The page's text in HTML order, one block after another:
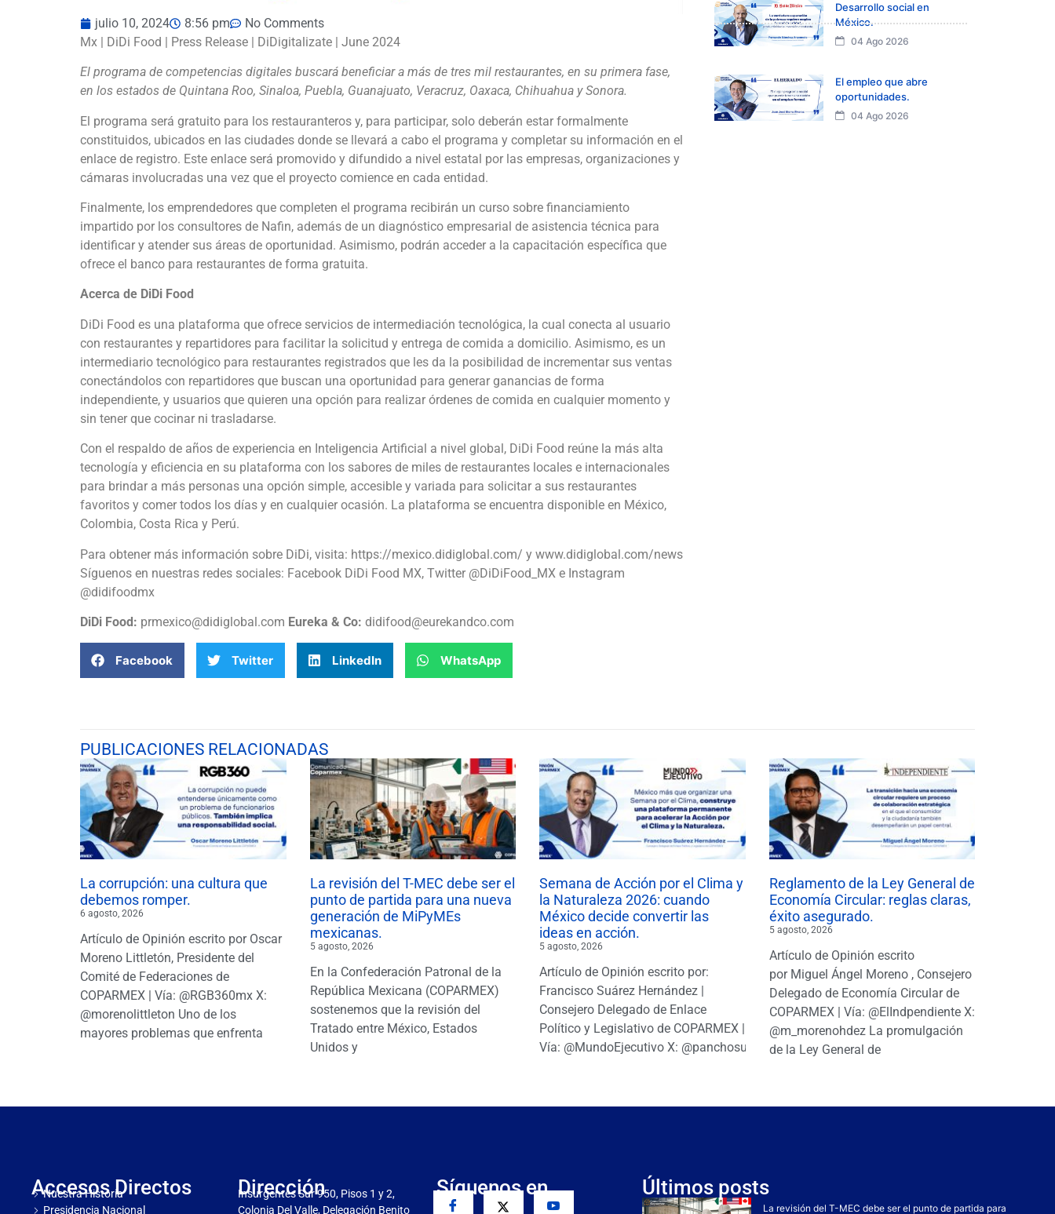
julio 10, 2024 8:56 pm
No Comments
Mx | DiDi Food | Press Release | DiDigitalizate | June 2024
El programa de competencias digitales buscará beneficiar a más de tres mil restaurantes, en su primera fase,
en los estados de Quintana Roo, Sinaloa, Puebla, Guanajuato, Veracruz, Oaxaca, Chihuahua y Sonora.
El programa será gratuito para los restauranteros y, para participar, solo deberán estar formalmente
constituidos, ubicados en las ciudades donde se llevará a cabo el programa y completar su información en el
enlace de registro. Este enlace será promovido y difundido a nivel estatal por las empresas, organizaciones y
cámaras involucradas una vez que el proyecto comience en cada entidad.
Finalmente, los emprendedores que completen el programa recibirán un curso sobre financiamiento
impartido por los consultores de Nafin, además de un diagnóstico empresarial de asistencia técnica para
identificar y atender sus áreas de oportunidad. Asimismo, podrán acceder a la capacitación específica que
ofrece el banco para restaurantes de forma gratuita.
Acerca de DiDi Food
DiDi Food es una plataforma que ofrece servicios de intermediación tecnológica, la cual conecta al usuario
con restaurantes y repartidores para facilitar la solicitud y entrega de comida a domicilio. Asimismo, es un
intermediario tecnológico para restaurantes registrados que les da la posibilidad de incrementar sus ventas
conectándolos con repartidores que buscan una oportunidad para generar ganancias de forma
independiente, y usuarios que quieren una opción para realizar órdenes de comida en cualquier momento y
sin tener que cocinar ni trasladarse.
Con el respaldo de años de experiencia en Inteligencia Artificial a nivel global, DiDi Food reúne la más alta
tecnología y eficiencia en su plataforma con los sabores de miles de restaurantes locales e internacionales
para brindar a más personas una opción simple, accesible y variada para solicitar a sus restaurantes
favoritos y comer todos los días y en cualquier ocasión. La plataforma se encuentra disponible en México,
Colombia, Costa Rica y Perú.
Para obtener más información sobre DiDi, visita: https://mexico.didiglobal.com/ y www.didiglobal.com/news
Síguenos en nuestras redes sociales: Facebook DiDi Food MX, Twitter @DiDiFood_MX e Instagram
@didifoodmx
DiDi Food: prmexico@didiglobal.com Eureka & Co: didifood@eurekandco.com
Facebook Twitter LinkedIn WhatsApp
Desarrollo social en
México.
04 Ago 2026
El empleo que abre
oportunidades.
04 Ago 2026
PUBLICACIONES RELACIONADAS
La corrupción: una cultura que
debemos romper.
6 agosto, 2026
Artículo de Opinión escrito por Oscar
Moreno Littletón, Presidente del
Comité de Federaciones de
COPARMEX | Vía: @RGB360mx X:
@morenolittleton Uno de los
mayores problemas que enfrenta
La revisión del T-MEC debe ser el
punto de partida para una nueva
generación de MiPyMEs
mexicanas.
5 agosto, 2026
En la Confederación Patronal de la
República Mexicana (COPARMEX)
sostenemos que la revisión del
Tratado entre México, Estados
Unidos y
Semana de Acción por el Clima y
la Naturaleza 2026: cuando
México decide convertir las
ideas en acción.
5 agosto, 2026
Artículo de Opinión escrito por:
Francisco Suárez Hernández |
Consejero Delegado de Enlace
Político y Legislativo de COPARMEX |
Vía: @MundoEjecutivo X: @panchosuarezh
Reglamento de la Ley General de
Economía Circular: reglas claras,
éxito asegurado.
5 agosto, 2026
Artículo de Opinión escrito
por Miguel Ángel Moreno , Consejero
Delegado de Economía Circular de
COPARMEX | Vía: @ElIndpendiente X:
@m_morenohdez La promulgación
de la Ley General de
Accesos Directos
Nuestra Historia
Presidencia Nacional
Dirección
Insurgentes Sur 950, Pisos 1 y 2,
Colonia Del Valle, Delegación Benito
Síguenos en Últimos posts
La revisión del T-MEC debe ser el punto de partida para